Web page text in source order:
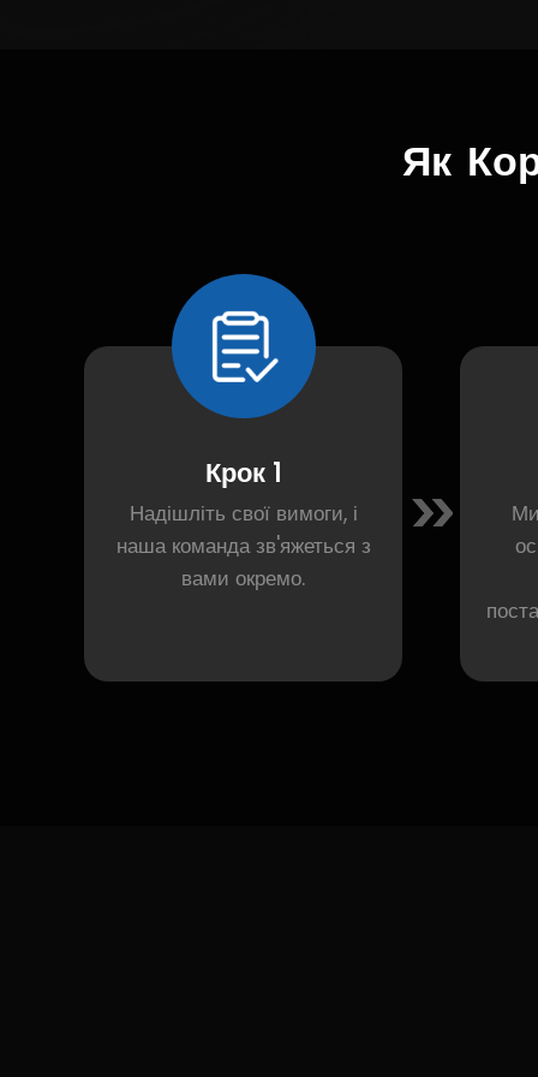
Як
Крок 1
Надішліть свої вимоги, і
наша команда зв'яжеться з
вами окремо.
ви